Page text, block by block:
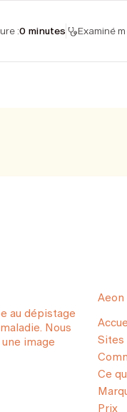
:0 minutes Examiné
au dépistage
Nous
image
Aeon
Sites
Ce
Prix